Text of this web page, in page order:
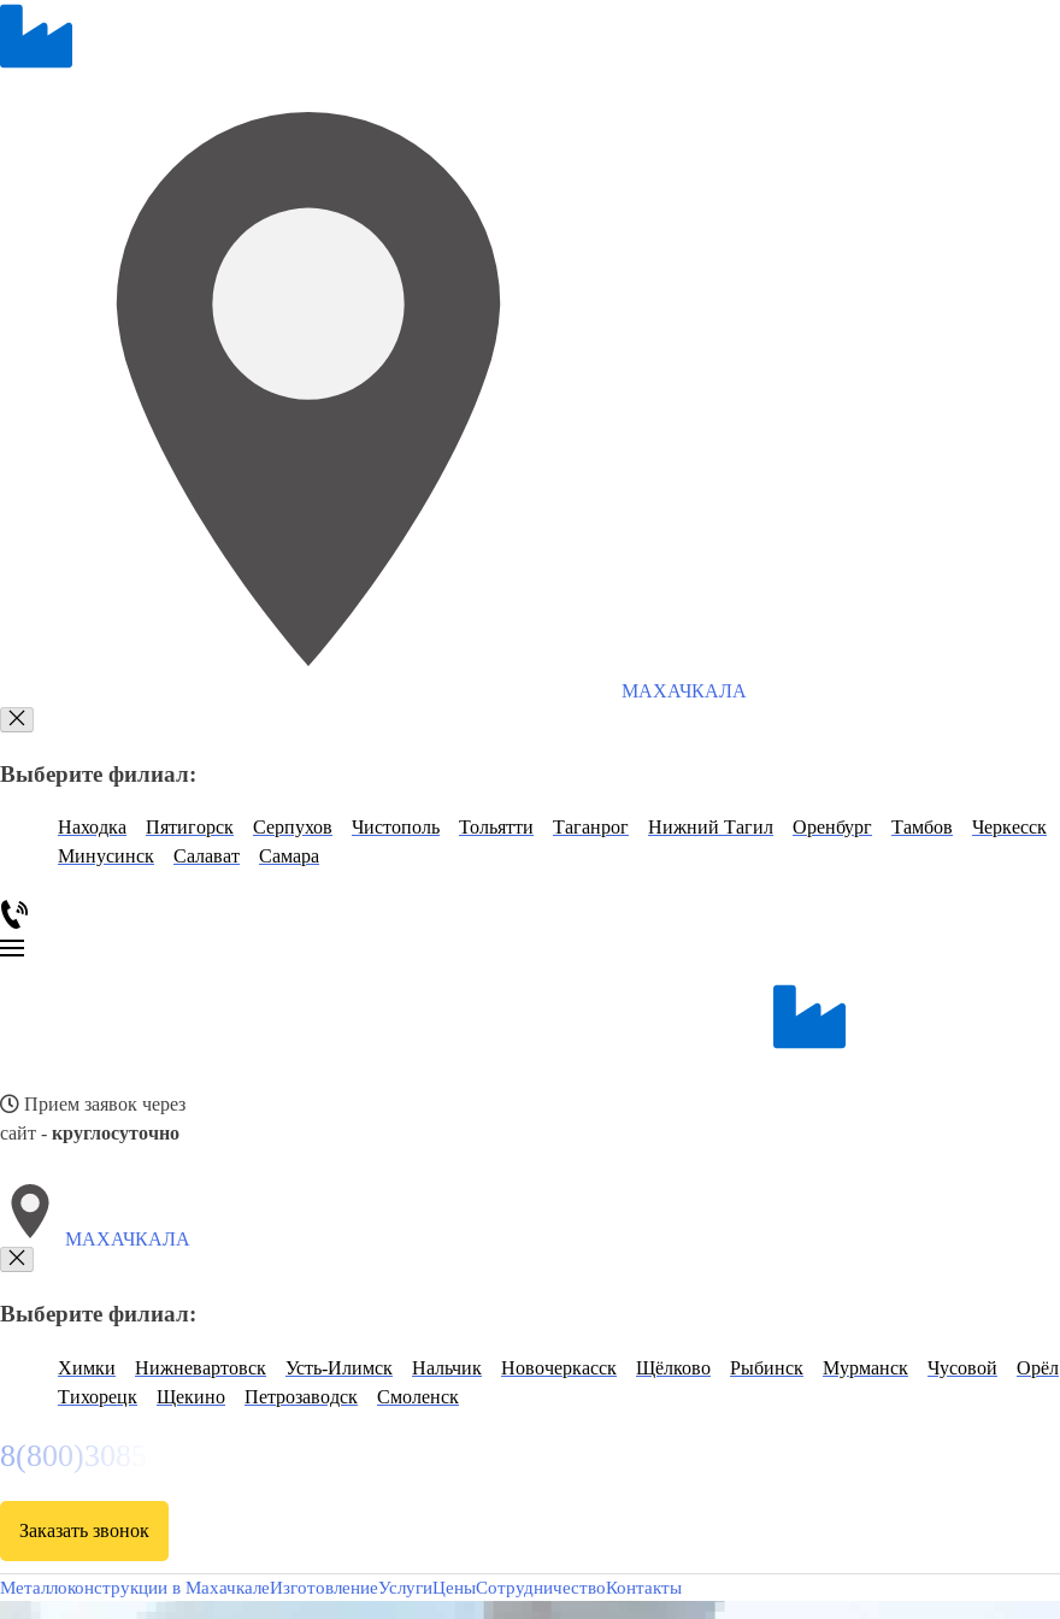
МАХАЧКАЛА
Выберите филиал:
Находка Пятигорск Серпухов Чистополь Тольятти Таганрог Нижний Тагил Оренбург Тамбов Черкесск
Минусинск
Салават Самара
Прием заявок через
сайт - круглосуточно
МАХАЧКАЛА
Выберите филиал:
Химки Нижневартовск Усть-Илимск Нальчик Новочеркасск Щёлково Рыбинск Мурманск Чусовой Орёл
Тихорецк
Щекино Петрозаводск Смоленск
8(800)3085303
Заказать звонок
Металлоконструкции в МахачкалеИзготовлениеУслугиЦеныСотрудничествоКонтакты